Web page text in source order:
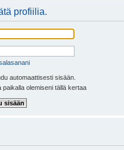
profiilia.
automaattisesti sisään.
paikalla olemiseni tällä kertaa